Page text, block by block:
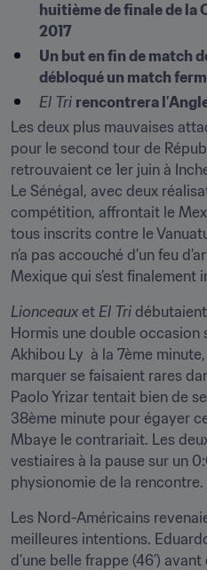
huitième de finale de la
2017
Un but en fin de match
débloqué un match
El Tri rencontrera
Les deux plus mauvaises
pour le second tour de
retrouvaient ce 1er juin à
Le Sénégal, avec deux
compétition, affrontait le
tous inscrits contre le
n’a pas accouché d’un feu
Mexique qui s’est finalement
Lionceaux et El Tri
Hormis une double occasion
Akhibou Ly  à la 7ème
marquer se faisaient rares
Paolo Yrizar tentait bien de
38ème minute pour égayer
Mbaye le contrariait. Les
vestiaires à la pause sur un
physionomie de la rencontre.
Les Nord-Américains
meilleures intentions.
d’une belle frappe (46’)